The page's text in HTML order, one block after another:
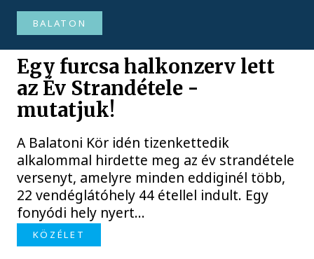
BALATON
Egy furcsa halkonzerv lett
az Év Strandétele -
mutatjuk!
A Balatoni Kör idén tizenkettedik
alkalommal hirdette meg az év strandétele
versenyt, amelyre minden eddiginél több,
22 vendéglátóhely 44 étellel indult. Egy
fonyódi hely nyert...
KÖZÉLET